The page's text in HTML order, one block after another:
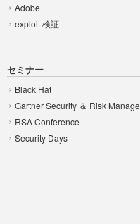
Adobe
exploit 検証
セミナー
Black Hat
Gartner Security ＆ Risk
RSA Conference
Security Days